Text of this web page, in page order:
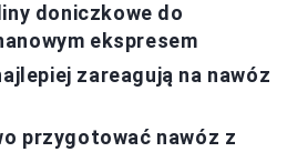
doniczkowe do
ekspresem
zareagują na nawóz
przygotować nawóz z